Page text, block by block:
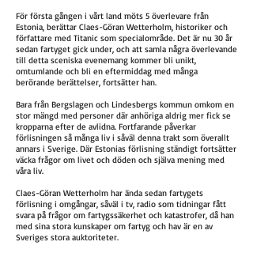
För första gången i vårt land möts 5 överlevare från
Estonia, berättar Claes-Göran Wetterholm, historiker och
författare med Titanic som specialområde. Det är nu 30 år
sedan fartyget gick under, och att samla några överlevande
till detta sceniska evenemang kommer bli unikt,
omtumlande och bli en eftermiddag med många
berörande berättelser, fortsätter han.
Bara från Bergslagen och Lindesbergs kommun omkom en
stor mängd med personer där anhöriga aldrig mer fick se
kropparna efter de avlidna. Fortfarande påverkar
förlisningen så många liv i såväl denna trakt som överallt
annars i Sverige. Där Estonias förlisning ständigt fortsätter
väcka frågor om livet och döden och själva mening med
våra liv.
Claes-Göran Wetterholm har ända sedan fartygets
förlisning i omgångar, såväl i tv, radio som tidningar fått
svara på frågor om fartygssäkerhet och katastrofer, då han
med sina stora kunskaper om fartyg och hav är en av
Sveriges stora auktoriteter.